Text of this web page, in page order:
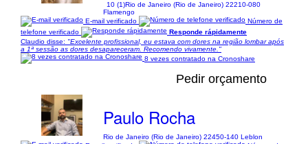
10 (1)Rio de Janeiro (Rio de Janeiro) 22210-080
Flamengo
E-mail verificado
Número de
telefone verificado
Responde rápidamente
Claudio disse: "Excelente profissional, eu estava com dores na região lombar após
a 1ª sessão as dores desapareceram. Recomendo vivamente."
8 vezes contratado na Cronoshare
Pedir orçamento
Paulo Rocha
Rio de Janeiro (Rio de Janeiro) 22450-140 Leblon